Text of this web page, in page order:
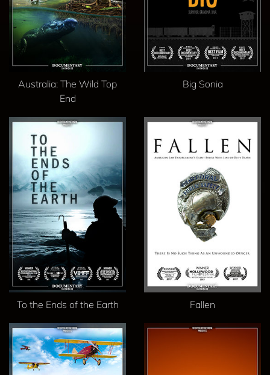
Australia: The Wild Top
End
Big Sonia
To the Ends of the Earth Fallen